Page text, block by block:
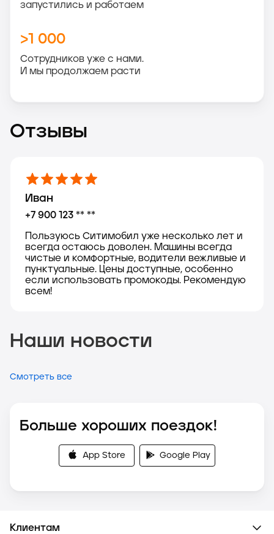
запустились и работаем
>1 000
Сотрудников уже с нами.
И мы продолжаем расти
Отзывы
Иван
+7 900 123 ** **
Пользуюсь Ситимобил уже несколько лет и
всегда остаюсь доволен. Машины всегда
чистые и комфортные, водители вежливые и
пунктуальные. Цены доступные, особенно
если использовать промокоды. Рекомендую
всем!
Мария
Сергей
Ольга
Максим
Анна
Михаил
Екатерина
Наши новости
Смотреть все
Больше хороших поездок!
App Store Google Play
Клиентам